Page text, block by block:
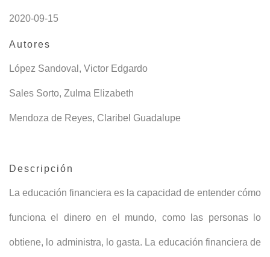
2020-09-15
Autores
López Sandoval, Victor Edgardo
Sales Sorto, Zulma Elizabeth
Mendoza de Reyes, Claribel Guadalupe
Descripción
La educación financiera es la capacidad de entender cómo
funciona el dinero en el mundo, como las personas lo
obtiene, lo administra, lo gasta. La educación financiera de